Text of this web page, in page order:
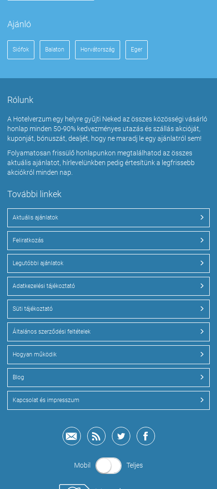
Ajánló
Siófok Balaton Horvátország Eger
Rólunk
A Hotelverzum egy helyre gyűjti Neked az összes közösségi vásárló
honlap minden 50-90% kedvezményes utazás és szállás akcióját,
kuponját, bónuszát, dealjét, hogy ne maradj le egy ajánlatról sem!
Folyamatosan frissülő honlapunkon megtalálhatod az összes
aktuális ajánlatot, hírlevelünkben pedig értesítünk a legfrissebb
akciókról minden nap.
További linkek
Aktuális ajánlatok
Feliratkozás
Legutóbbi ajánlatok
Adatkezelési tájékoztató
Süti tájékoztató
Általános szerződési feltételek
Hogyan működik
Blog
Kapcsolat és impresszum
Mobil Teljes